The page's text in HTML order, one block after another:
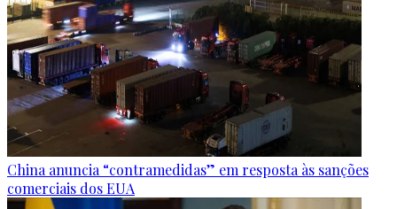
China anuncia “contramedidas” em resposta às sanções
comerciais dos EUA